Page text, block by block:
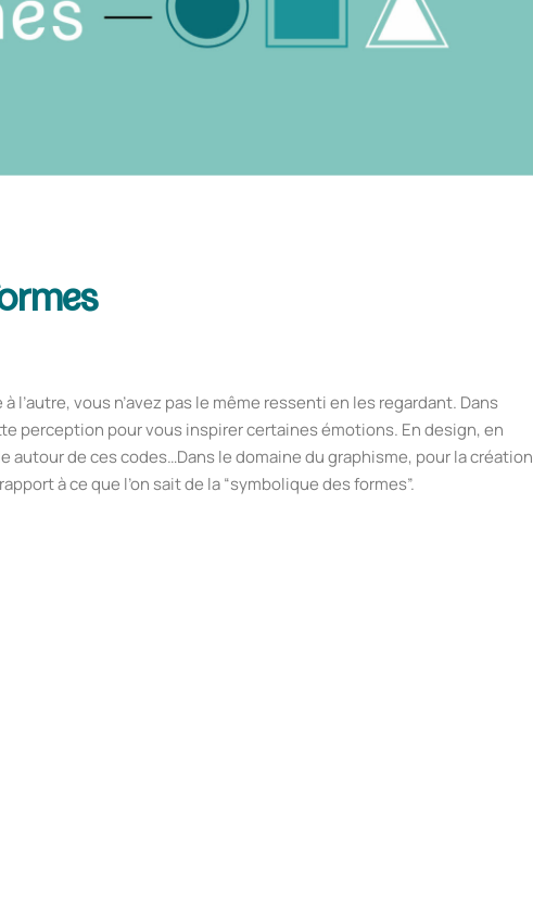
l’autre, vous n’avez pas le même ressenti en les regardant. Dans
perception pour vous inspirer certaines émotions. En design, en
autour de ces codes…Dans le domaine du graphisme, pour la création
à ce que l’on sait de la “symbolique des formes”.